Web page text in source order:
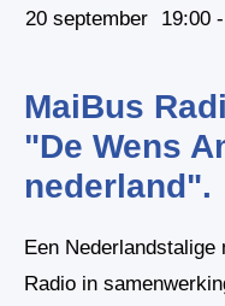
20 september
19:00
MaiBus
"De Wens
nederland".
Een
Radio in